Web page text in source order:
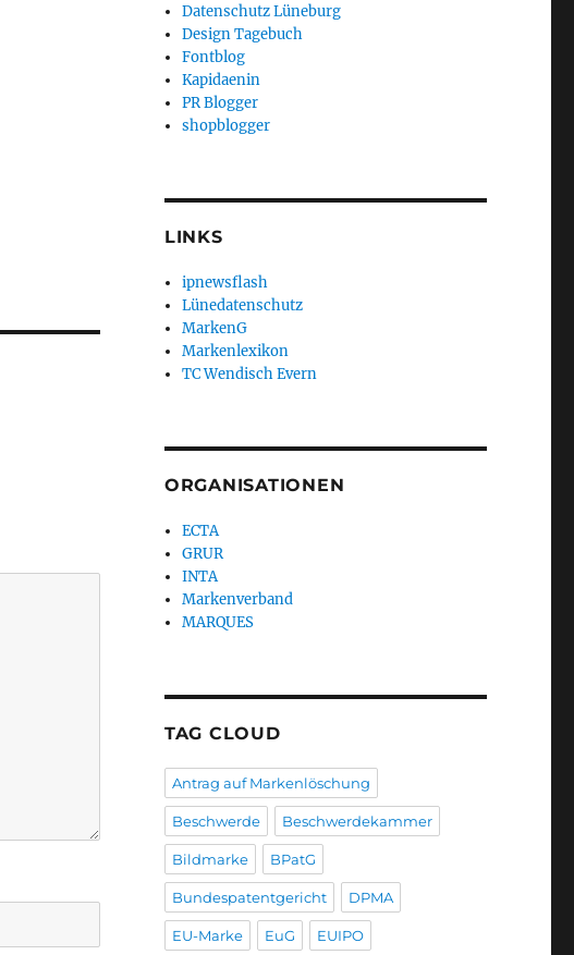
Datenschutz Lüneburg
Design Tagebuch
Fontblog
Kapidaenin
PR Blogger
shopblogger
LINKS
ipnewsflash
Lünedatenschutz
MarkenG
Markenlexikon
TC Wendisch Evern
ORGANISATIONEN
ECTA
GRUR
INTA
Markenverband
MARQUES
TAG CLOUD
Antrag auf Markenlöschung
Beschwerde Beschwerdekammer
Bildmarke BPatG
Bundespatentgericht DPMA
EU-Marke EuG EUIPO